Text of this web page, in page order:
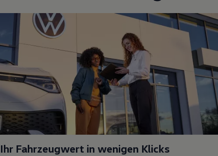
Ihr Fahrzeugwert in wenigen Klicks